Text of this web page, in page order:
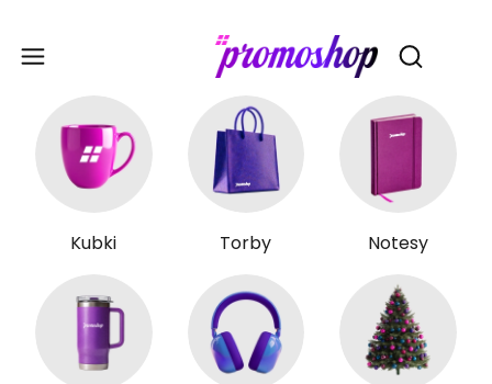
Otwórz
Kubki Torby Notesy